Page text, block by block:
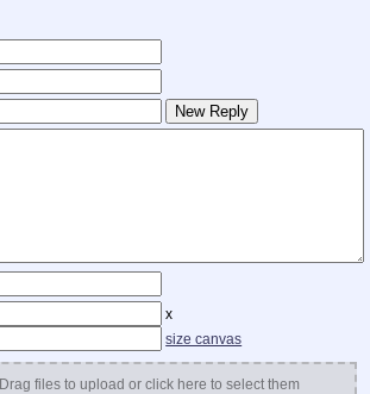
New Reply
x
size canvas
Drag files to upload or click here to select them